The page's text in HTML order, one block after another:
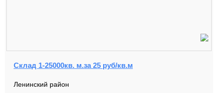
Склад 1-25000кв. м.за 25 руб/кв.м
Ленинский район